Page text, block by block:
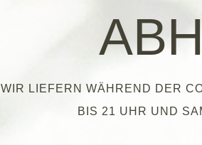
WIR LIEFERN WÄHREND DER
BIS 21 UHR UND